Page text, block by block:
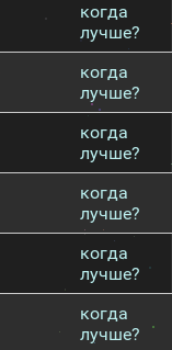
когда
лучше?
когда
лучше?
когда
лучше?
когда
лучше?
когда
лучше?
когда
лучше?